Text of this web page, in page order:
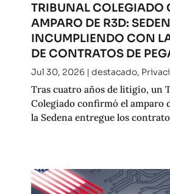
TRIBUNAL COLEGIADO
AMPARO DE R3D:
INCUMPLIENDO CON
DE CONTRATOS DE
Jul 30, 2026| destacado,
Tras cuatro años de litigio, un
Colegiado confirmó el amparo
la Sedena entregue los